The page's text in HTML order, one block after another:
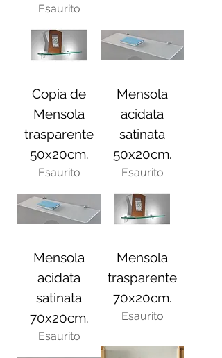
Esaurito
Copia de
Mensola
trasparente
50x20cm.
Esaurito
Mensola
acidata
satinata
50x20cm.
Esaurito
Mensola
acidata
satinata
70x20cm.
Esaurito
Mensola
trasparente
70x20cm.
Esaurito